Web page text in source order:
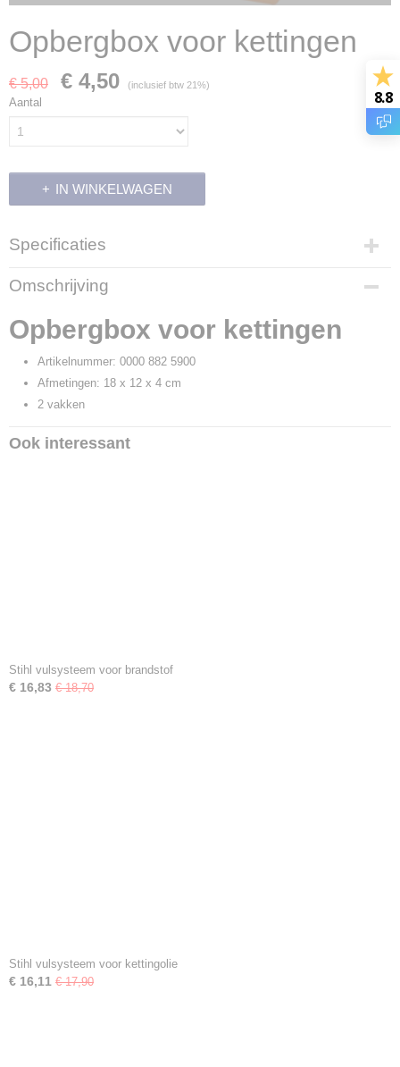
Opbergbox voor kettingen
€ 5,00 € 4,50 (inclusief btw 21%)
Aantal
IN WINKELWAGEN
Specificaties
Productcode
15488
Productcode leverancier
0000 882 5900
Omschrijving
Opbergbox voor kettingen
Artikelnummer: 0000 882 5900
Afmetingen: 18 x 12 x 4 cm
2 vakken
Ook interessant
Stihl vulsysteem voor brandstof
€ 16,83 € 18,70
Stihl vulsysteem voor kettingolie
€ 16,11 € 17,90
8.8